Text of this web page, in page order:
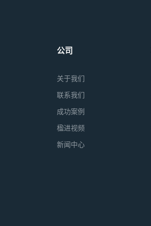
公司
关于我们
联系我们
成功案例
楹进视频
新闻中心